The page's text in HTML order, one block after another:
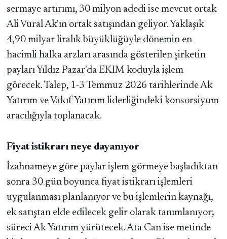
sermaye artırımı, 30 milyon adedi ise mevcut ortak
Ali Vural Ak'ın ortak satışından geliyor. Yaklaşık
4,90 milyar liralık büyüklüğüyle dönemin en
hacimli halka arzları arasında gösterilen şirketin
payları Yıldız Pazar'da EKIM koduyla işlem
görecek. Talep, 1-3 Temmuz 2026 tarihlerinde Ak
Yatırım ve Vakıf Yatırım liderliğindeki konsorsiyum
aracılığıyla toplanacak.
Fiyat istikrarı neye dayanıyor
İzahnameye göre paylar işlem görmeye başladıktan
sonra 30 gün boyunca fiyat istikrarı işlemleri
uygulanması planlanıyor ve bu işlemlerin kaynağı,
ek satıştan elde edilecek gelir olarak tanımlanıyor;
süreci Ak Yatırım yürütecek. Ata Can ise metinde